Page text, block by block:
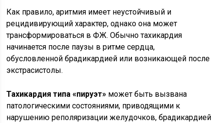
Как правило, аритмия имеет неустойчивый и
рецидивирующий характер, однако она может
трансформироваться в ФЖ. Обычно тахикардия
начинается после паузы в ритме сердца,
обусловленной брадикардией или возникающей после
экстрасистолы.
Тахикардия типа «пируэт» может быть вызвана
патологическими состояниями, приводящими к
нарушению реполяризации желудочков, брадикардией